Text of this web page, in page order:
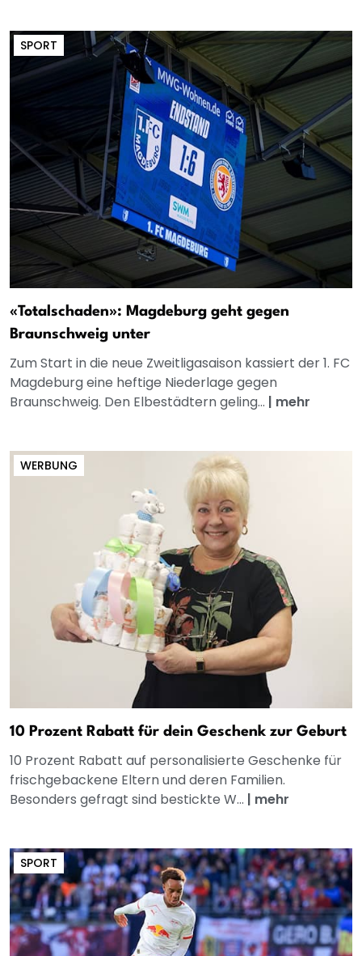
SPORT
«Totalschaden»: Magdeburg geht gegen
Braunschweig unter
Zum Start in die neue Zweitligasaison kassiert der 1. FC
Magdeburg eine heftige Niederlage gegen
Braunschweig. Den Elbestädtern geling... | mehr
WERBUNG
10 Prozent Rabatt für dein Geschenk zur Geburt
10 Prozent Rabatt auf personalisierte Geschenke für
frischgebackene Eltern und deren Familien.
Besonders gefragt sind bestickte W... | mehr
SPORT